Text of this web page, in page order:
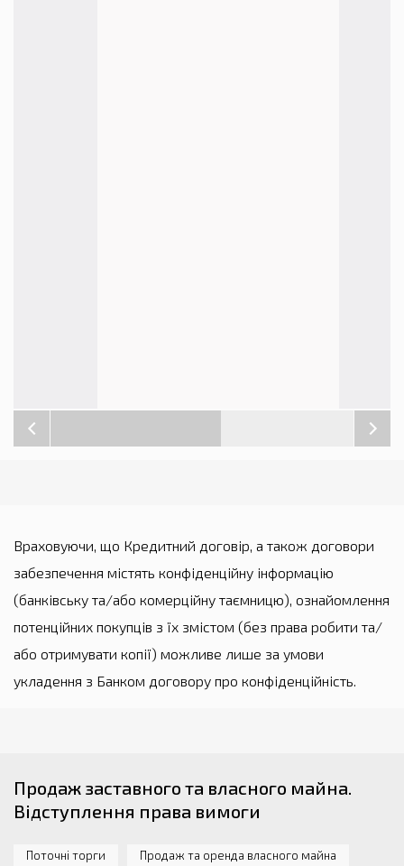
Враховуючи, що Кредитний договір, а також договори
забезпечення містять конфіденційну інформацію
(банківську та/або комерційну таємницю), ознайомлення
потенційних покупців з їх змістом (без права робити та/
або отримувати копії) можливе лише за умови
укладення з Банком договору про конфіденційність.
Продаж заставного та власного майна.
Відступлення права вимоги
Поточні торги Продаж та оренда власного майна